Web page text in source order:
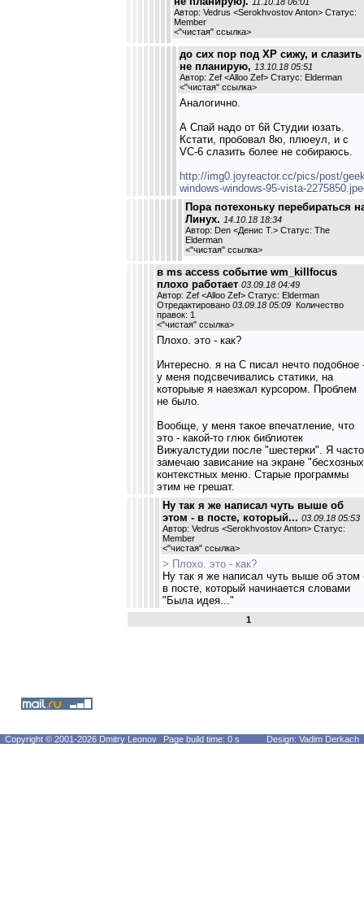
Автор: Vedrus <Serokhvostov Anton> Статус:
Member
<"чистая" ссылка>
до сих пор под XP сижу, и слазить
не планирую, 13.10.18 05:51
Автор: Zef <Alloo Zef> Статус: Elderman
<"чистая" ссылка>
Аналогично.
А Спай надо от 6й Студии юзать.
Кстати, пробовал 8ю, плюеул, и с
VC-6 слазить более не собираюсь.
http://img0.joyreactor.cc/pics/post/
windows-windows-95-vista-
Пора потехоньку перебираться
Линух. 14.10.18 18:34
Автор: Den <Денис Т.> Статус: The
Elderman
<"чистая" ссылка>
в ms access событие wm_killfocus
плохо работает 03.09.18 04:49
Автор: Zef <Alloo Zef> Статус: Elderman
Отредактировано 03.09.18 05:09 Количество
правок: 1
<"чистая" ссылка>
Плохо. это - как?
Интересно. я на С писал нечто подобное
у меня подсвечивались статики, на
которыые я наезжал курсором. Проблем
не было.
Вообще, у меня такое впечатление, что
это - какой-то глюк библиотек
Вижуалстудии после "шестерки". Я часто
замечаю зависание на экране
контекстных меню. Старые программы
этим не грешат.
Ну так я же написал чуть выше об
этом - в посте, который... 03.09.18 05:53
Автор: Vedrus <Serokhvostov Anton> Статус:
Member
<"чистая" ссылка>
> Плохо. это - как?
Ну так я же написал чуть выше об этом
в посте, который начинается словами
"Была идея..."
1
Copyright © 2001-2026 Dmitry Leonov Page build time: 0 s Design: Vadim Derkach